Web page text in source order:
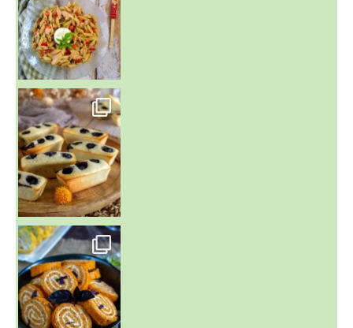
~ FINANCIERS MYRTILLES ET CITRON ~
Aujourd'hu